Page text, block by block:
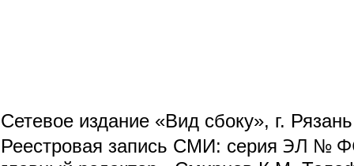
Сетевое издание «Вид сбоку», г.
Реестровая запись СМИ: серия ЭЛ №